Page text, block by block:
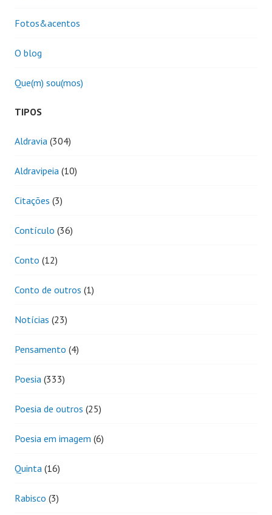
Fotos&acentos
O blog
Que(m) sou(mos)
TIPOS
Aldravia (304)
Aldravipeia (10)
Citações (3)
Contículo (36)
Conto (12)
Conto de outros (1)
Notícias (23)
Pensamento (4)
Poesia (333)
Poesia de outros (25)
Poesia em imagem (6)
Quinta (16)
Rabisco (3)